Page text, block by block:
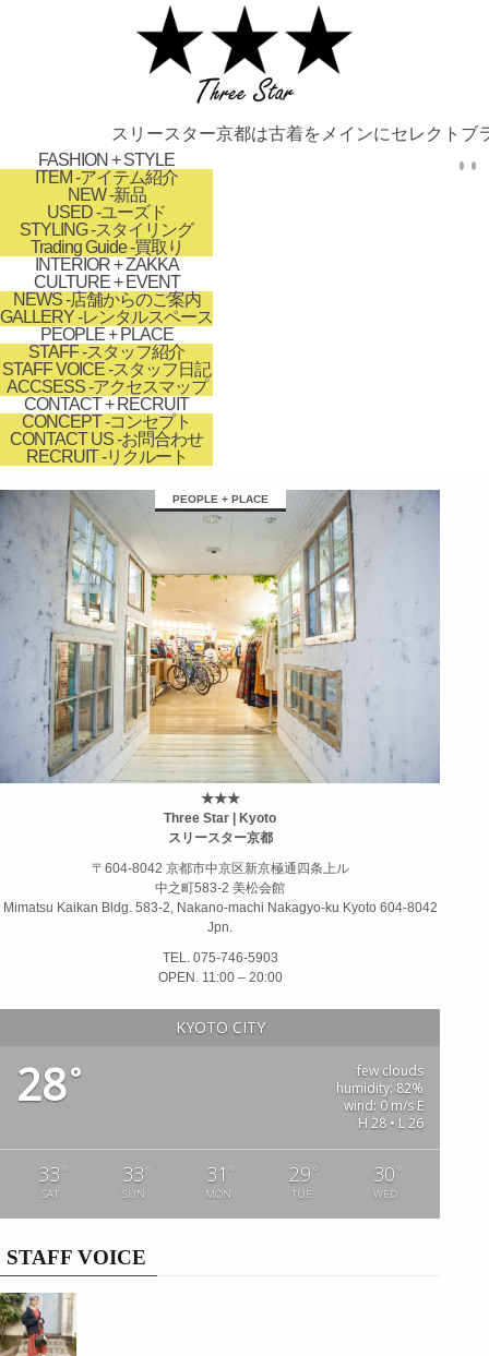
スリースター京都は古着をメインにセレクト
FASHION + STYLE
ITEM -アイテム紹介
NEW-新品
USED-ユーズド
STYLING-スタイリング
Trading Guide-買取り
INTERIOR + ZAKKA
CULTURE + EVENT
NEWS-店舗からのご案内
GALLERY-レンタルスペース
PEOPLE + PLACE
STAFF-スタッフ紹介
STAFF VOICE-スタッフ日記
ACCSESS-アクセスマップ
CONTACT + RECRUIT
CONCEPT-コンセプト
CONTACT US-お問合わせ
RECRUIT-リクルート
займ на карту онлайн без отказаPEOPLE + PLACE
★★★
Three Star | Kyoto
スリースター京都
〒604-8042 京都市中京区新京極通四条上ル
中之町583-2 美松会館
Mimatsu Kaikan Bldg. 583-2, Nakano-machi Nakagyo-ku Kyoto 604-8042
Jpn.
TEL. 075-746-5903
OPEN. 11:00 – 20:00
KYOTO CITY
28°
few clouds
humidity: 82%
wind: 0 m/s E
H 28 • L 26
33 °
SAT
33 °
SUN
31 °
MON
29 °
TUE
30 °
WED
STAFF VOICE